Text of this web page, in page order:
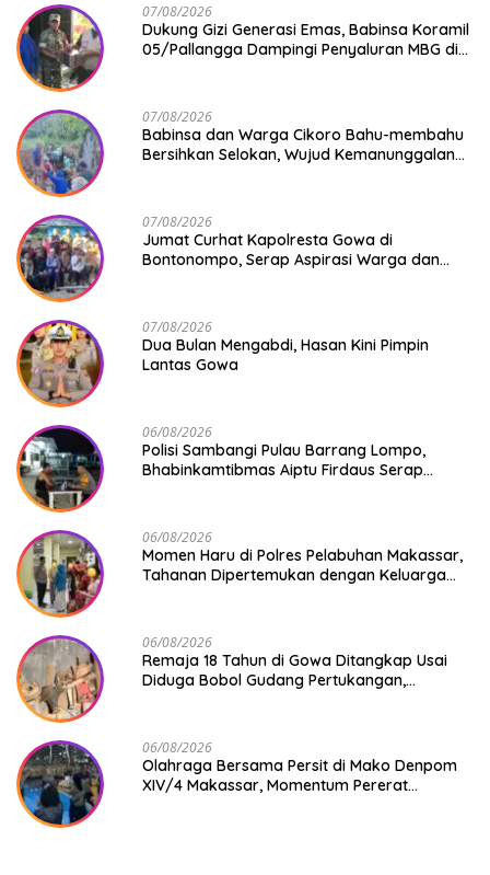
07/08/2026
Dukung Gizi Generasi Emas, Babinsa Koramil
05/Pallangga Dampingi Penyaluran MBG di
07/08/2026
Babinsa dan Warga Cikoro Bahu-membahu
Bersihkan Selokan, Wujud Kemanunggalan
07/08/2026
Jumat Curhat Kapolresta Gowa di
Bontonompo, Serap Aspirasi Warga dan
07/08/2026
Dua Bulan Mengabdi, Hasan Kini Pimpin
Lantas Gowa
06/08/2026
Polisi Sambangi Pulau Barrang Lompo,
Bhabinkamtibmas Aiptu Firdaus Serap
06/08/2026
Momen Haru di Polres Pelabuhan Makassar,
Tahanan Dipertemukan dengan Keluarga
06/08/2026
Remaja 18 Tahun di Gowa Ditangkap Usai
Diduga Bobol Gudang Pertukangan,
06/08/2026
Olahraga Bersama Persit di Mako Denpom
XIV/4 Makassar, Momentum Pererat